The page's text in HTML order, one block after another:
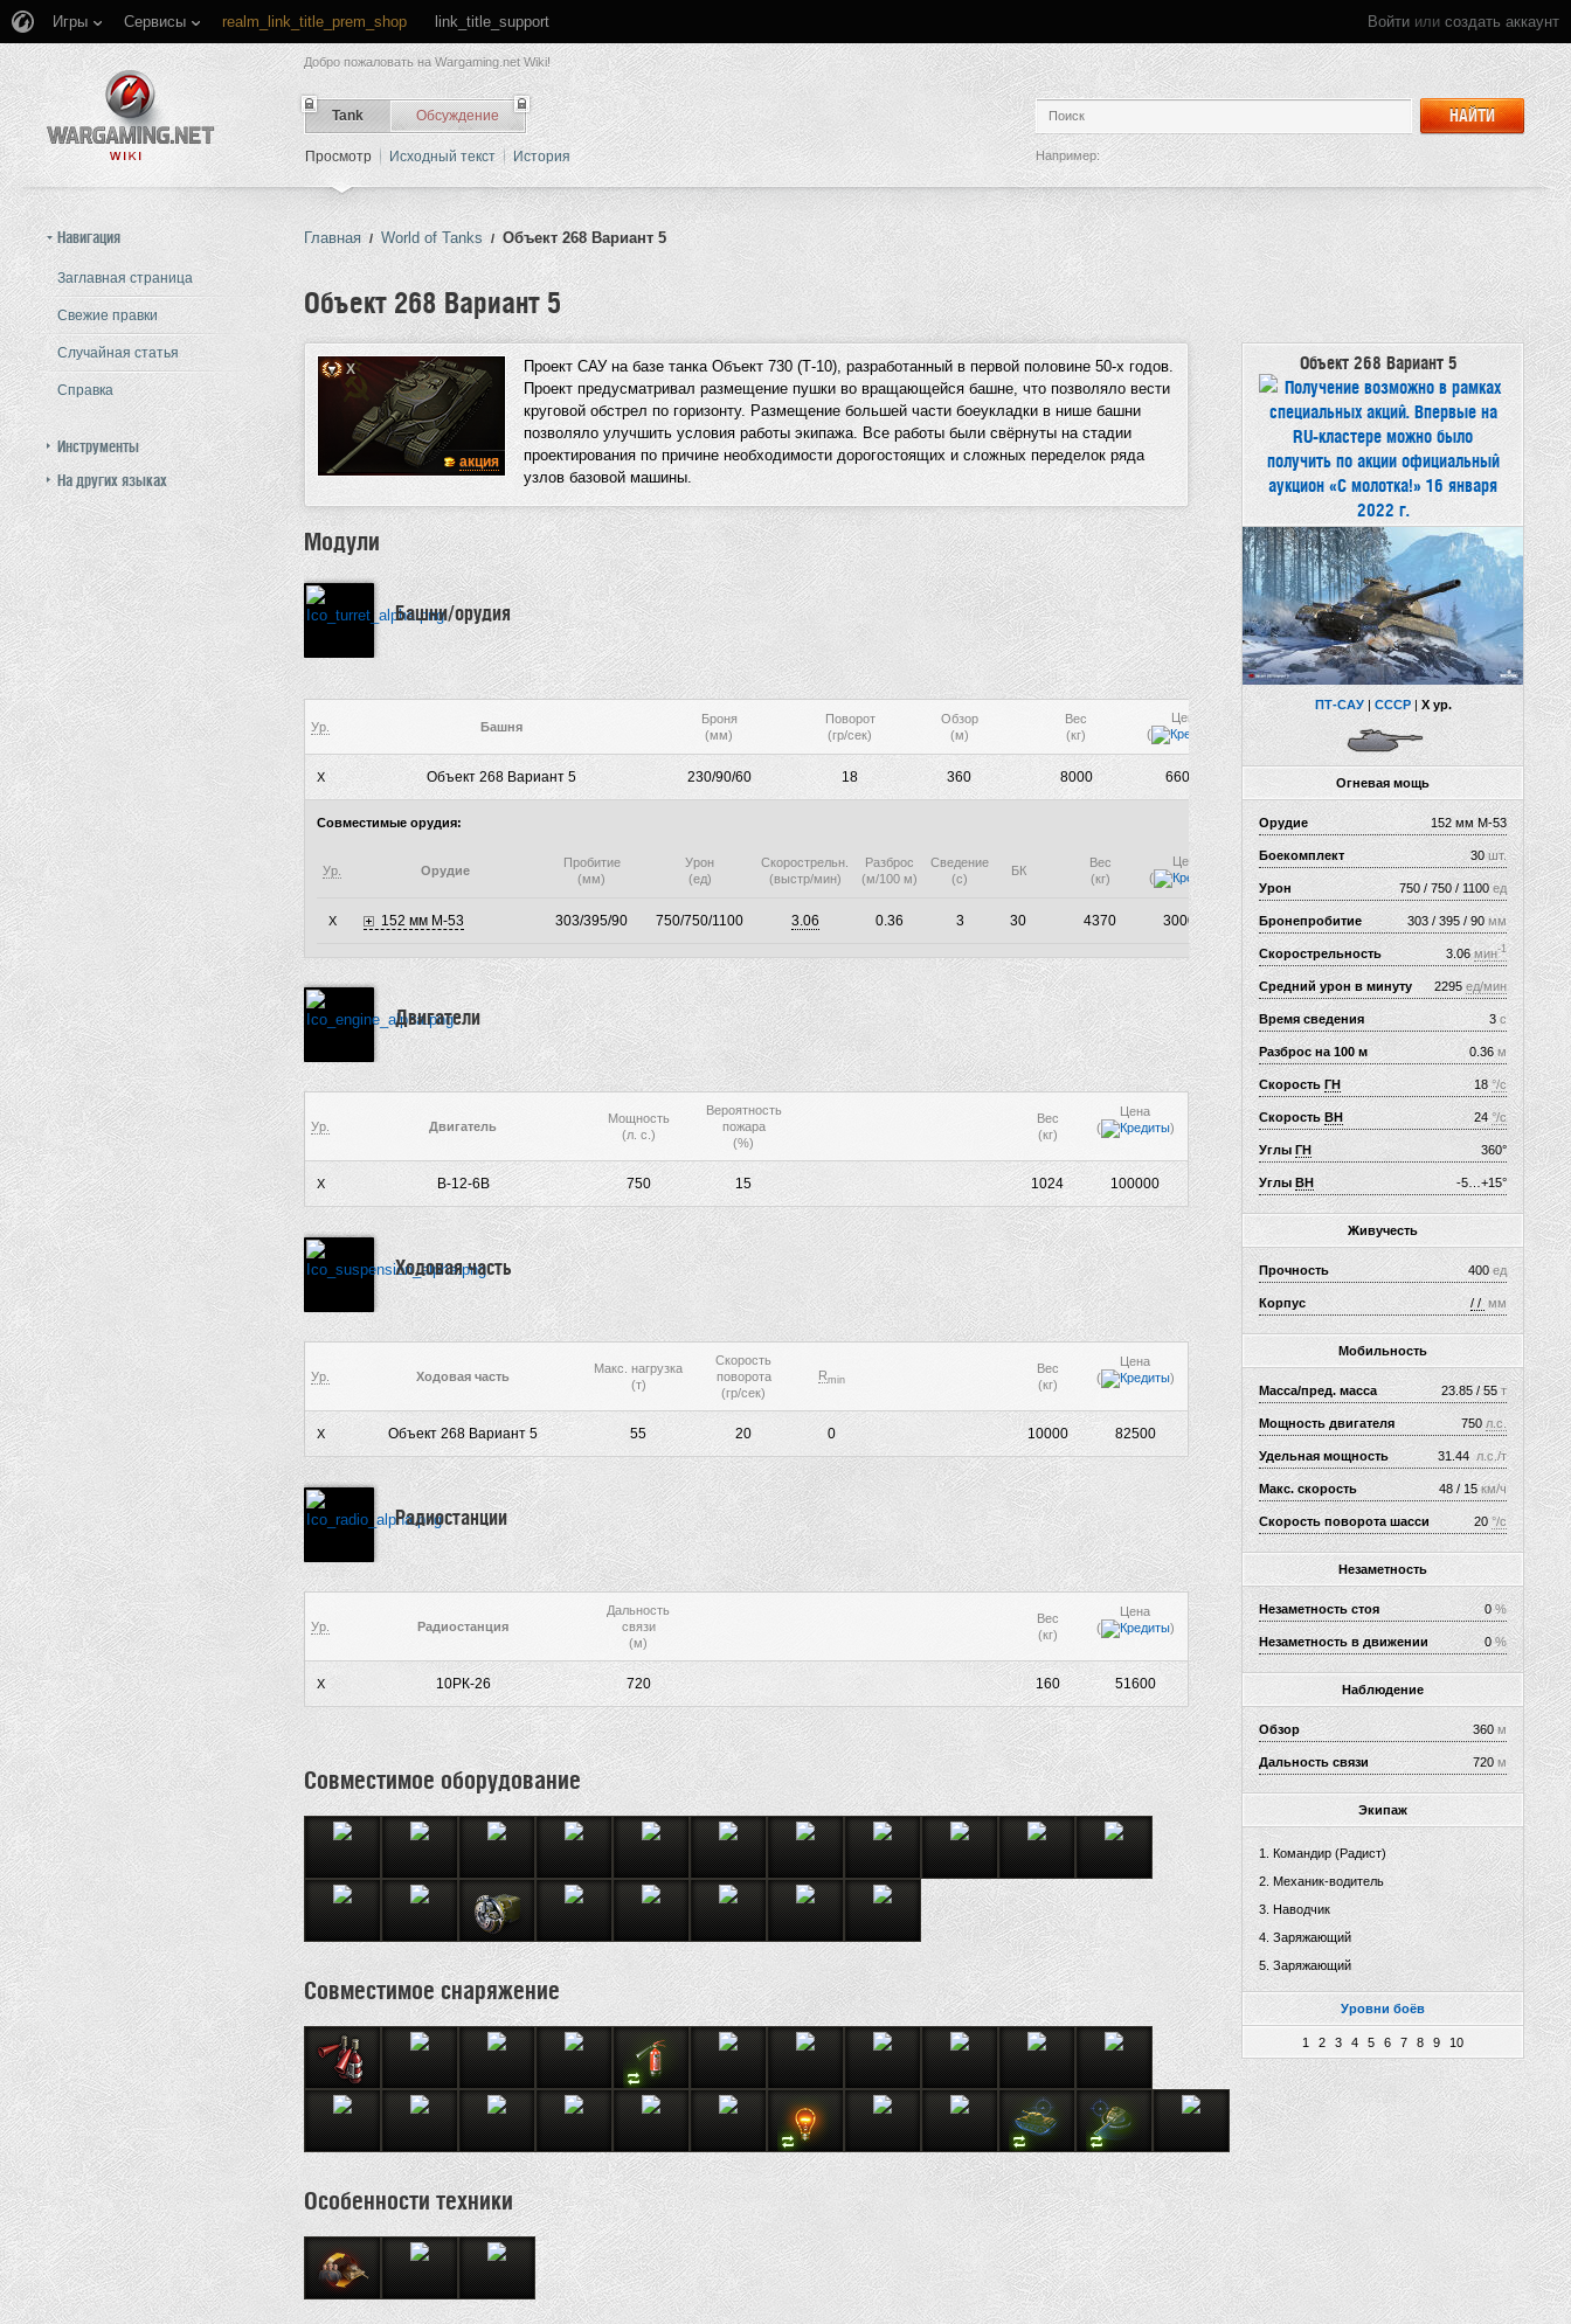
Войти или создать аккаунт
Игры Сервисы realm_link_title_prem_shop link_title_support
Добро пожаловать на Wargaming.net Wiki!
Tank Обсуждение
Просмотр Исходный текст История
НАЙТИ
Например:
Навигация
Заглавная страница
Свежие правки
Случайная статья
Справка
Инструменты
На других языках
Главная / World of Tanks / Объект 268 Вариант 5
Объект 268 Вариант 5
Перейти к:навигация,поиск Объект 268 Вариант 5
ПТ-САУ| СССР| X ур.
Огневая мощь
152 мм М-53
Орудие
30шт.
Боекомплект
750 / 750 / 1100ед
Урон
303 / 395 / 90 мм
Бронепробитие
3.06мин-1
Скорострельность
2295 ед/мин
Средний урон в минуту
3 с
Время сведения
0.36м
Разброс на 100 м
18°/с
Скорость ГН
24 °/с
СкоростьВН
360°
Углы ГН
-5…+15°
Углы ВН
Живучесть
400 ед
Прочность
/ / мм
Корпус
Мобильность
23.85 / 55т
Масса/пред. масса
750 л.с.
Мощность двигателя
31.44 л.с./т
Удельная мощность
48 / 15км/ч
Макс. скорость
20 °/с
Скорость поворота шасси
Незаметность
0%
Незаметность стоя
0%
Незаметность в движении
Наблюдение
360 м
Обзор
720 м
Дальность связи
Экипаж
Командир (Радист)
Механик-водитель
Наводчик
Заряжающий
Заряжающий
Уровни боёв
1 2 3 4 5 6 7 8 9 10
X
акция
Проект САУ на базе танка Объект 730 (Т-10), разработанный в первой половине 50-х годов.
Проект предусматривал размещение пушки во вращающейся башне, что позволяло вести
круговой обстрел по горизонту. Размещение большей части боеукладки в нише башни
позволяло улучшить условия работы экипажа. Все работы были свёрнуты на стадии
проектирования по причине необходимости дорогостоящих и сложных переделок ряда
узлов базовой машины.
Модули
Башни/орудия
Ур. Башня
Броня
(мм)
Поворот
(гр/сек)
Обзор
(м)
Вес
(кг)
Цена
(
)
X Объект 268 Вариант 5 230/90/60 18 360 8000 66000
Совместимые орудия:
Ур. Орудие
Пробитие
(мм)
Урон
(ед)
Скорострельн.
(выстр/мин)
Разброс
(м/100 м)
Сведение
(с)
БК
Вес
(кг)
Цена
(
X 152 мм М-53 303/395/90 750/750/1100 3.06 0.36 3 30 4370 300000
Двигатели
Ур. Двигатель
Мощность
(л. с.)
Вероятность
пожара
(%)
Вес
(кг)
Цена
(
)
X В-12-6В 750 15 1024 100000
Ходовая часть
Ур. Ходовая часть
Макс. нагрузка
(т)
Скорость
поворота
(гр/сек)
Rmin
Вес
(кг)
Цена
(
)
X Объект 268 Вариант 5 55 20 0 10000 82500
Радиостанции
Ур. Радиостанция
Дальность
связи
(м)
Вес
(кг)
Цена
(
)
X 10РК-26 720 160 51600
Совместимое оборудование
Совместимое снаряжение
Особенности техники